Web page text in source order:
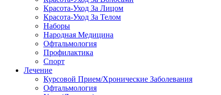
Красота-Уход За Лицом
Красота-Уход За Телом
Наборы
Народная Медицина
Офтальмология
Профилактика
Спорт
Лечение
Курсовой Прием/Хронические Заболевания
Офтальмология